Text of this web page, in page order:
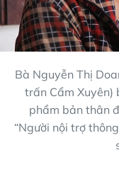
Bà Nguyễn Thị
trấn Cẩm Xuyên)
phẩm bản thân
“Người nội trợ